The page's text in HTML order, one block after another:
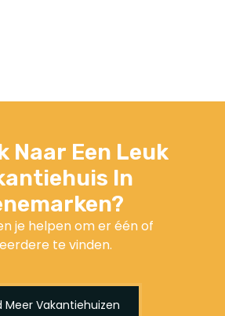
Naar Een Leuk
In
je helpen om er één of
te vinden.
Meer Vakantiehuizen